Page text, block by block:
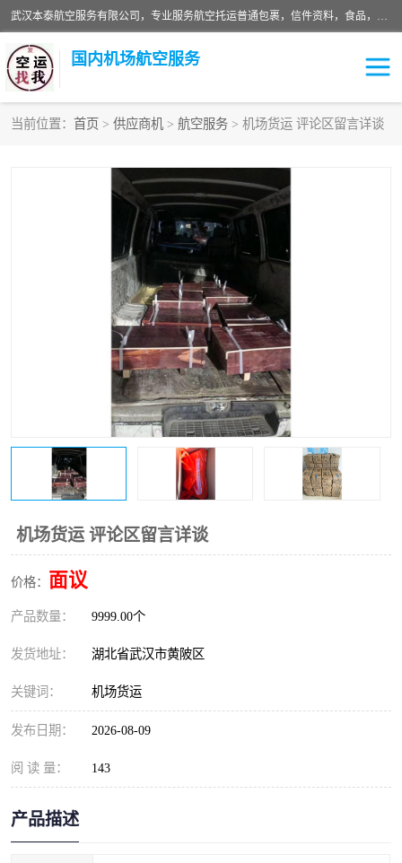
武汉本泰航空服务有限公司，专业服务航空托运普通包裹，信件资料，食品，服装，快消品等运输的专线空运，完善的网络服务确保为客户提供准确、*、安全的“门对门”服务，本着“诚信为本、精诚合作”的服务宗旨.“以安全运输为保障，以运价合理要求市场”的经营理念。武汉机场货运、武汉航空物流、武汉空运、武汉天河国际机场东方、南方、国际航空、机场空运业务覆盖国内二三线机场城市，如：武汉-敦煌、武汉-柳州等
国内机场航空服务
当前位置： 首页 > 供应商机 > 航空服务 > 机场货运 评论区留言详谈
机场货运 评论区留言详谈
价格： 面议
产品数量： 9999.00个
发货地址： 湖北省武汉市黄陂区
关键词： 机场货运
发布日期： 2026-08-09
阅 读 量： 143
产品描述